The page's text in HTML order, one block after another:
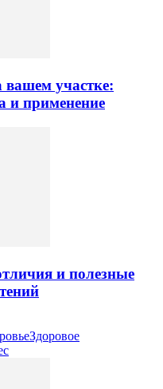
участке:
и применение
и полезные
Здоровое